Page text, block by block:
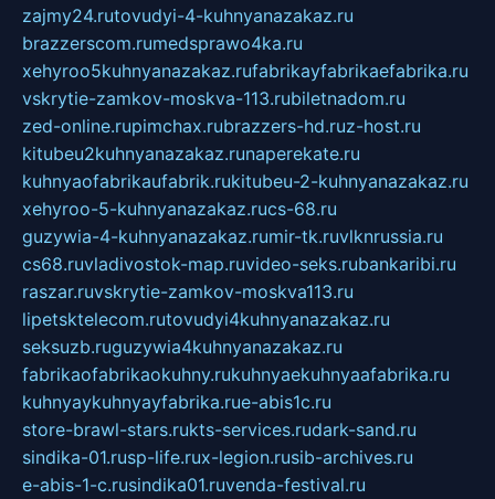
zajmy24.rutovudyi-4-kuhnyanazakaz.ru
brazzerscom.rumedsprawo4ka.ru
xehyroo5kuhnyanazakaz.rufabrikayfabrikaefabrika.ru
vskrytie-zamkov-moskva-113.rubiletnadom.ru
zed-online.rupimchax.rubrazzers-hd.ruz-host.ru
kitubeu2kuhnyanazakaz.runaperekate.ru
kuhnyaofabrikaufabrik.rukitubeu-2-kuhnyanazakaz.ru
xehyroo-5-kuhnyanazakaz.rucs-68.ru
guzywia-4-kuhnyanazakaz.rumir-tk.ruvlknrussia.ru
cs68.ruvladivostok-map.ruvideo-seks.rubankaribi.ru
raszar.ruvskrytie-zamkov-moskva113.ru
lipetsktelecom.rutovudyi4kuhnyanazakaz.ru
seksuzb.ruguzywia4kuhnyanazakaz.ru
fabrikaofabrikaokuhny.rukuhnyaekuhnyaafabrika.ru
kuhnyaykuhnyayfabrika.rue-abis1c.ru
store-brawl-stars.rukts-services.rudark-sand.ru
sindika-01.rusp-life.rux-legion.rusib-archives.ru
e-abis-1-c.rusindika01.ruvenda-festival.ru